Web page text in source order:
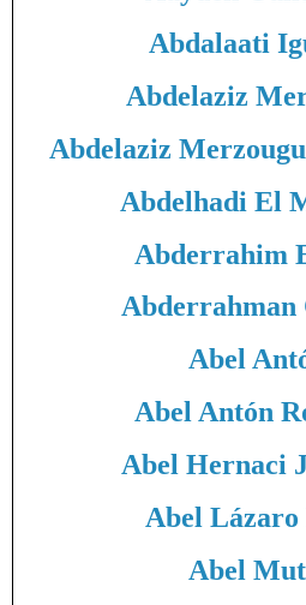
Abdalaati
Abdelaziz
Abdelaziz
Abdelhadi El
Abderrahim
Abderrahman
Abel
Abel Antón
Abel Hernaci
Abel Lázaro
Abel